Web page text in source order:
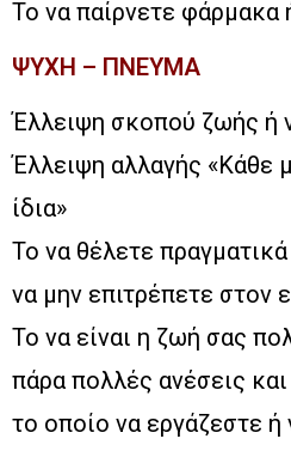
Το να παίρνετε φάρμακα
ΨΥΧΗ – ΠΝΕΥΜΑ
Έλλειψη σκοπού ζωής ή
Έλλειψη αλλαγής «Κάθε
ίδια»
Το να θέλετε
να μην επιτρέπετε στον
Το να είναι η ζωή σας
πάρα πολλές ανέσεις
το οποίο να εργάζεστε ή